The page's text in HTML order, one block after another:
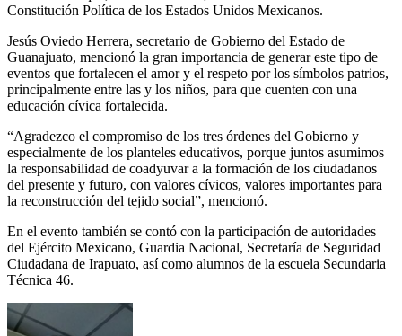
Constitución Política de los Estados Unidos Mexicanos.
Jesús Oviedo Herrera, secretario de Gobierno del Estado de
Guanajuato, mencionó la gran importancia de generar este tipo de
eventos que fortalecen el amor y el respeto por los símbolos patrios,
principalmente entre las y los niños, para que cuenten con una
educación cívica fortalecida.
“Agradezco el compromiso de los tres órdenes del Gobierno y
especialmente de los planteles educativos, porque juntos asumimos
la responsabilidad de coadyuvar a la formación de los ciudadanos
del presente y futuro, con valores cívicos, valores importantes para
la reconstrucción del tejido social”, mencionó.
En el evento también se contó con la participación de autoridades
del Ejército Mexicano, Guardia Nacional, Secretaría de Seguridad
Ciudadana de Irapuato, así como alumnos de la escuela Secundaria
Técnica 46.